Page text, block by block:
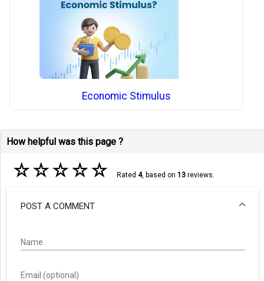
Economic Stimulus
How helpful was this page ?
☆☆☆☆☆ Rated 4, based on 13reviews.
POST A COMMENT
Name
Email (optional)